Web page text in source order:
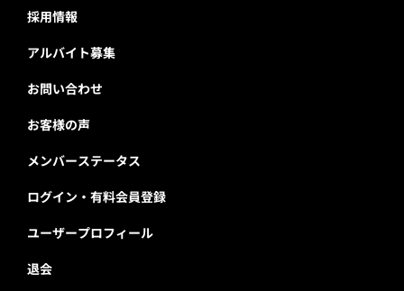
採用情報
アルバイト募集
お問い合わせ
お客様の声
メンバーステータス
ログイン・有料会員登録
ユーザープロフィール
退会